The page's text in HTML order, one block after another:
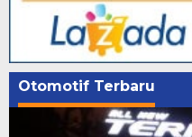
Otomotif Terbaru